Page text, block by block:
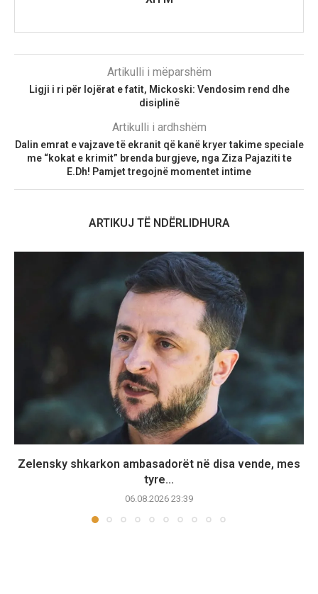
Artikulli i mëparshëm
Ligji i ri për lojërat e fatit, Mickoski: Vendosim rend dhe
disiplinë
Artikulli i ardhshëm
Dalin emrat e vajzave të ekranit që kanë kryer takime speciale
me “kokat e krimit” brenda burgjeve, nga Ziza Pajaziti te
E.Dh! Pamjet tregojnë momentet intime
ARTIKUJ TË NDËRLIDHURA
Zelensky shkarkon ambasadorët në disa vende, mes
tyre...
06.08.2026 23:39